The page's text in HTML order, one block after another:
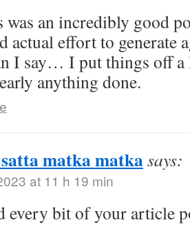
was an incredibly good
actual effort to
I say… I put things off a
anything done.
matka matkasays:
at 11 h 19 min
every bit of your article